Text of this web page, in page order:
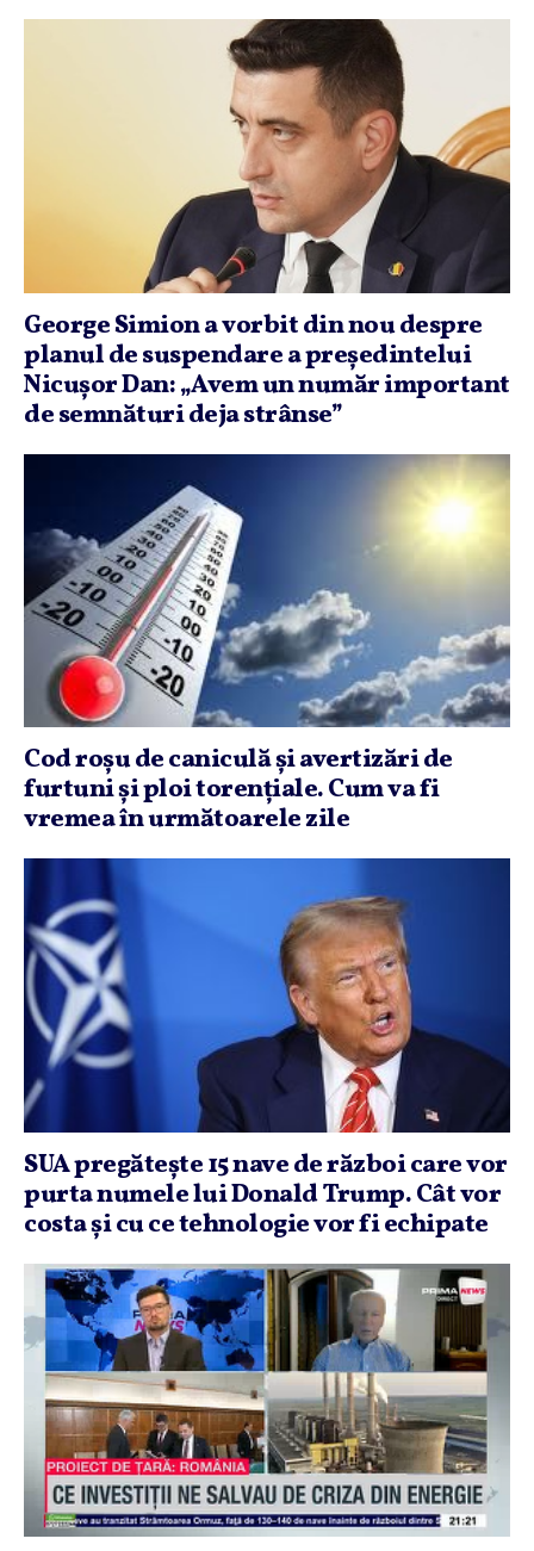
George Simion a vorbit din nou despre
planul de suspendare a preşedintelui
Nicuşor Dan: „Avem un număr important
de semnături deja strânse”
Cod roşu de caniculă şi avertizări de
furtuni şi ploi torenţiale. Cum va fi
vremea în următoarele zile
SUA pregăteşte 15 nave de război care vor
purta numele lui Donald Trump. Cât vor
costa şi cu ce tehnologie vor fi echipate